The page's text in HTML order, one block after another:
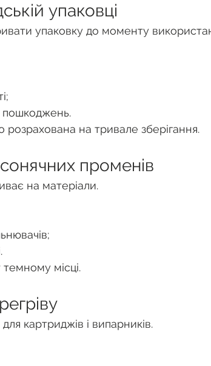
упаковці
упаковку до моменту
пошкоджень.
розрахована на тривале зберігання.
променів
на матеріали.
місці.
картриджів і випарників.